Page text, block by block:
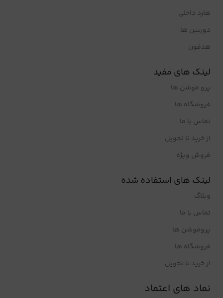
هارد داخلی
دوربین ها
هدفون
لینک های مفید
پرو موشن ها
فروشگاه ها
تماس با ما
از خرید تا تحویل
فروش ویژه
لینک های استفاده شده
وبلاگ
تماس با ما
پروموشن ها
فروشگاه ها
از خرید تا تحویل
نماد های اعتماد